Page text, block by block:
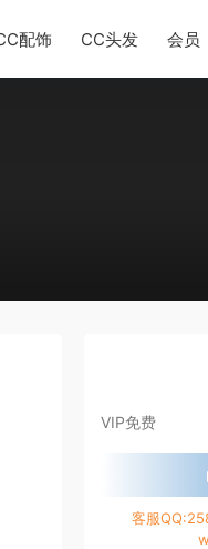
配饰 CC头发 会员
VIP免费
客服